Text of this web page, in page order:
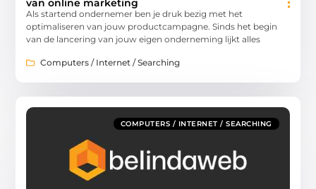
van online marketing
Als startend ondernemer ben je druk bezig met het
optimaliseren van jouw productcampagne. Sinds het begin
van de lancering van jouw eigen onderneming lijkt alles
Computers / Internet / Searching
COMPUTERS / INTERNET / SEARCHING